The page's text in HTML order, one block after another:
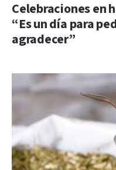
Celebraciones en
“Es un día para
agradecer”